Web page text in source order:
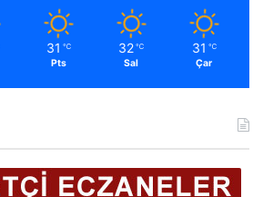
31 ℃
Pts
32 ℃
Sal
31 ℃
Çar